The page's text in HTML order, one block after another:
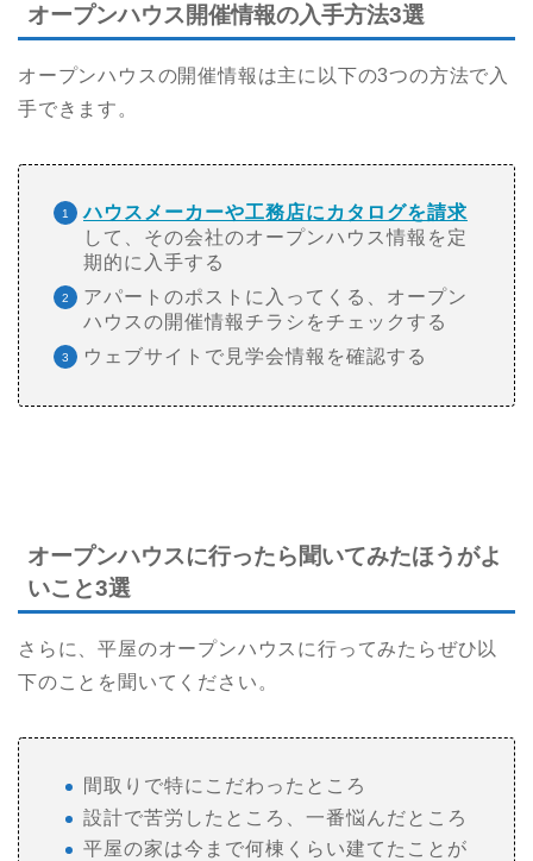
オープンハウス開催情報の入手方法3選
オープンハウスの開催情報は主に以下の3つの方法で入
手できます。
ハウスメーカーや工務店にカタログを請求
して、その会社のオープンハウス情報を定
期的に入手する
アパートのポストに入ってくる、オープン
ハウスの開催情報チラシをチェックする
ウェブサイトで見学会情報を確認する
オープンハウスに行ったら聞いてみたほうがよ
いこと3選
さらに、平屋のオープンハウスに行ってみたらぜひ以
下のことを聞いてください。
間取りで特にこだわったところ
設計で苦労したところ、一番悩んだところ
平屋の家は今まで何棟くらい建てたことが